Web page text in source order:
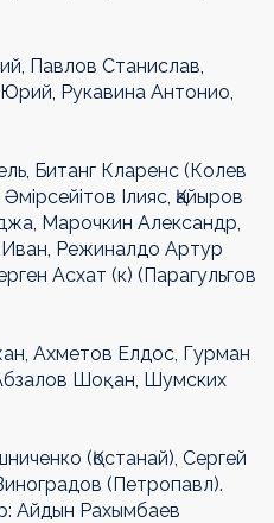
Павлов Станислав,
Рукавина Антонио,
Битанг Кларенс (Колев
Ілияс, Қайыров
Марочкин Александр,
Режиналдо Артур
Асхат (к) (Парагульгов
Ахметов Елдос, Гурман
Шоқан, Шумских
(Қостанай), Сергей
(Петропавл).
Айдын Рахымбаев